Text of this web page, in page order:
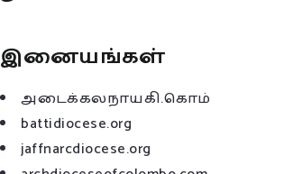
இனையங்கள்
அடைக்கலநாயகி.கொம்
battidiocese.org
jaffnarcdiocese.org